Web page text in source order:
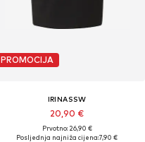
PROMOCIJA
IRINASSW
20,90 €
Prvotno: 26,90 €
Posljednja najniža cijena:7,90 €